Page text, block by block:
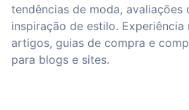
tendências de moda, avaliações
inspiração de estilo.
artigos, guias de compra e
para blogs e sites.